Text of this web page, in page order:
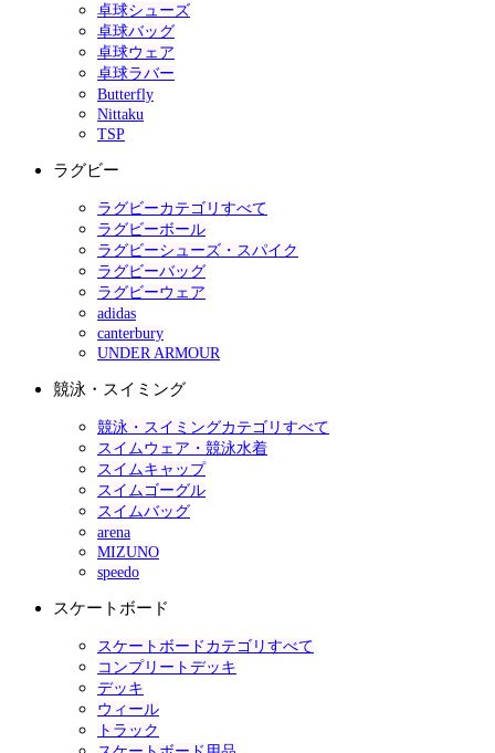
卓球シューズ
卓球バッグ
卓球ウェア
卓球ラバー
Butterfly
Nittaku
TSP
ラグビー
ラグビーカテゴリすべて
ラグビーボール
ラグビーシューズ・スパイク
ラグビーバッグ
ラグビーウェア
adidas
canterbury
UNDER ARMOUR
競泳・スイミング
競泳・スイミングカテゴリすべて
スイムウェア・競泳水着
スイムキャップ
スイムゴーグル
スイムバッグ
arena
MIZUNO
speedo
スケートボード
スケートボードカテゴリすべて
コンプリートデッキ
デッキ
ウィール
トラック